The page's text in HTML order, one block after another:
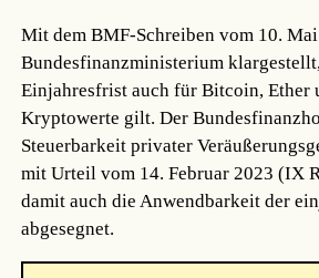
Mit dem BMF-Schreiben vom 10.
Bundesfinanzministerium
Einjahresfrist auch für Bitcoin, Ether
Kryptowerte gilt. Der
Steuerbarkeit privater
mit Urteil vom 14. Februar 2023 (IX
damit auch die Anwendbarkeit der
abgesegnet.